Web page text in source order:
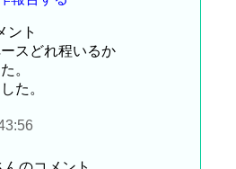
ント
スどれ程いるか
。
た。